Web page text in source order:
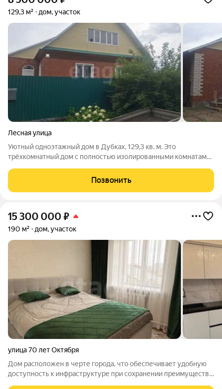
129,3 м² дом, участок
Лесная улица
Уютный одноэтажный дом в Дубках, 129,3 кв. м. Это
трёхкомнатный дом с полностью изолированными комнатами
газ, газовое отопление и водонагреватель всё работает.
Канализация шамбо. Участок 8,7
Позвонить
15 300 000 ₽
190 м² дом, участок
улица 70 лет Октября
Дом расположен в черте города, что обеспечивает удобную
доступность к инфраструктуре при сохранении преимуществ